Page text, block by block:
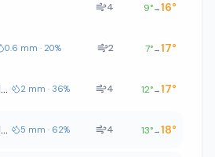
4 9°→16°
0.6 mm · 20% 2 7°→17°
Halvklart 2 mm · 36% 4 12°→17°
Halvklart 5 mm · 62% 4 13°→18°